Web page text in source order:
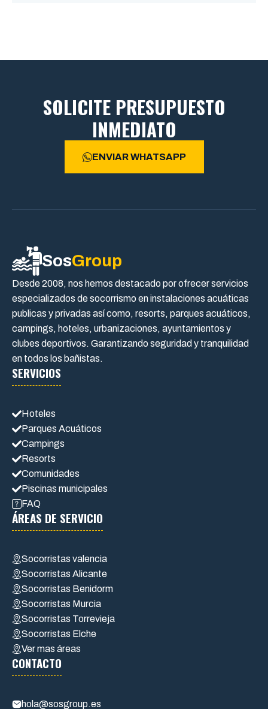
SOLICITE PRESUPUESTO
INMEDIATO
ENVIAR WHATSAPP
SosGroup
Desde 2008, nos hemos destacado por ofrecer servicios
especializados de socorrismo en instalaciones acuáticas
publicas y privadas así como, resorts, parques acuáticos,
campings, hoteles, urbanizaciones, ayuntamientos y
clubes deportivos. Garantizando seguridad y tranquilidad
en todos los bañistas.
SERVICIOS
Hoteles
Parques Acuáticos
Campings
Resorts
Comunidades
Piscinas municipales
FAQ
ÁREAS DE SERVICIO
Socorristas valencia
Socorristas Alicante
Socorristas Benidorm
Socorristas Murcia
Socorristas Torrevieja
Socorristas Elche
Ver mas áreas
CONTACTO
hola@sosgroup.es